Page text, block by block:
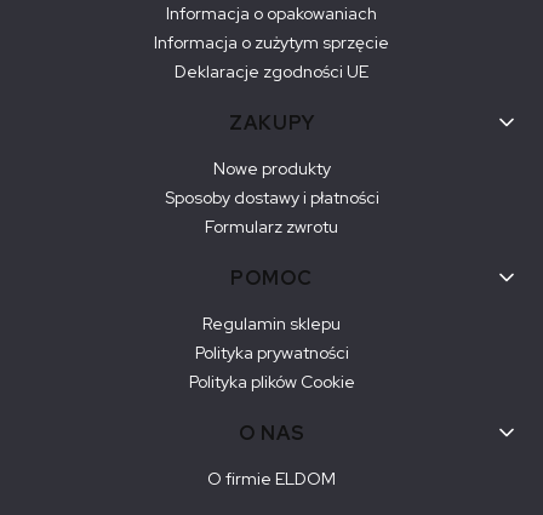
Informacja o opakowaniach
Informacja o zużytym sprzęcie
Deklaracje zgodności UE
ZAKUPY
Nowe produkty
Sposoby dostawy i płatności
Formularz zwrotu
POMOC
Regulamin sklepu
Polityka prywatności
Polityka plików Cookie
O NAS
O firmie ELDOM